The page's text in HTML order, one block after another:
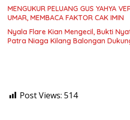
MENGUKUR PELUANG GUS YAHYA
UMAR, MEMBACA FAKTOR CAK IMIN
Nyala Flare Kian Mengecil, Bukti
Patra Niaga Kilang Balongan
Post Views: 514